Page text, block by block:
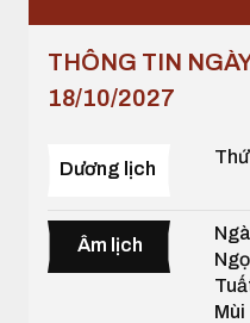
THÔNG TIN
18/10/2027
Dương lịch
Âm lịch
Mùi